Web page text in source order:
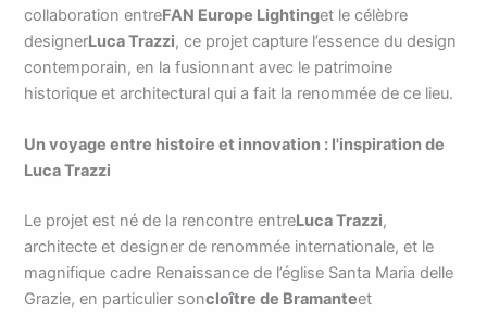
collaboration entreFAN Europe Lightinget le célèbre
designerLuca Trazzi, ce projet capture l’essence du design
contemporain, en la fusionnant avec le patrimoine
historique et architectural qui a fait la renommée de ce lieu.
Un voyage entre histoire et innovation : l'inspiration de
Luca Trazzi
Le projet est né de la rencontre entreLuca Trazzi,
architecte et designer de renommée internationale, et le
magnifique cadre Renaissance de l’église Santa Maria delle
Grazie, en particulier soncloître de Bramanteet